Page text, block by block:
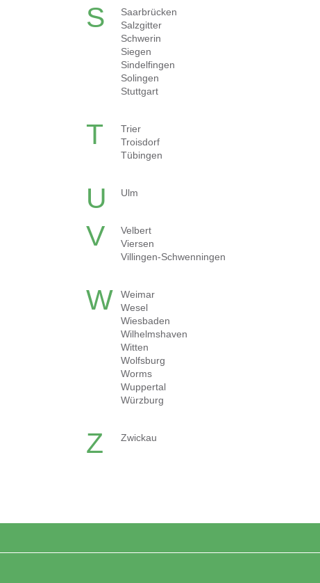
S
Saarbrücken
Salzgitter
Schwerin
Siegen
Sindelfingen
Solingen
Stuttgart
T
Trier
Troisdorf
Tübingen
U Ulm
V
Velbert
Viersen
Villingen-Schwenningen
W
Weimar
Wesel
Wiesbaden
Wilhelmshaven
Witten
Wolfsburg
Worms
Wuppertal
Würzburg
Z Zwickau